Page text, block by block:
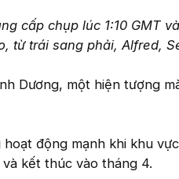
cấp chụp lúc 1:10 GMT
từ trái sang phải, Alfred,
Dương, một hiện tượng
động mạnh khi khu
kết thúc vào tháng 4.